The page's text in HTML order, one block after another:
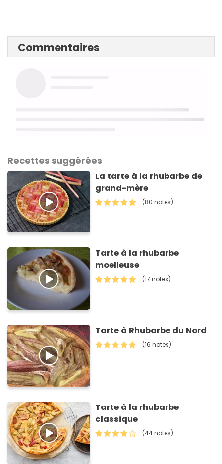
Commentaires
Recettes suggérées
La tarte à la rhubarbe de
grand-mère
(80 notes)
Tarte à la rhubarbe
moelleuse
(17 notes)
Tarte à Rhubarbe du Nord
(16 notes)
Tarte à la rhubarbe
classique
(44 notes)